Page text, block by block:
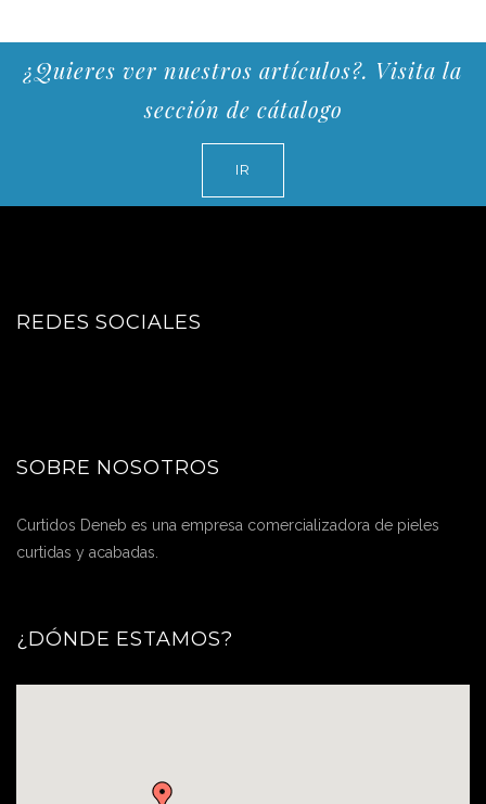
¿Quieres ver nuestros artículos?. Visita la
sección de cátalogo
IR
REDES SOCIALES
SOBRE NOSOTROS
Curtidos Deneb es una empresa comercializadora de pieles
curtidas y acabadas.
¿DÓNDE ESTAMOS?